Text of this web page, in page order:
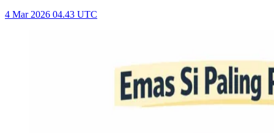
4 Mar 2026 04.43 UTC